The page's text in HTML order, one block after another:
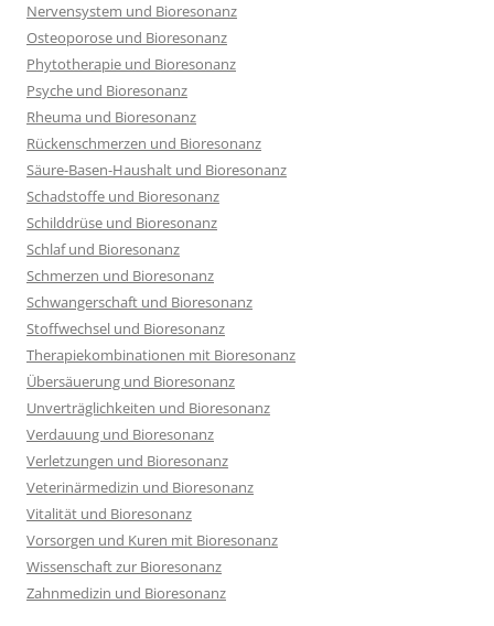
Nervensystem und Bioresonanz
Osteoporose und Bioresonanz
Phytotherapie und Bioresonanz
Psyche und Bioresonanz
Rheuma und Bioresonanz
Rückenschmerzen und Bioresonanz
Säure-Basen-Haushalt und Bioresonanz
Schadstoffe und Bioresonanz
Schilddrüse und Bioresonanz
Schlaf und Bioresonanz
Schmerzen und Bioresonanz
Schwangerschaft und Bioresonanz
Stoffwechsel und Bioresonanz
Therapiekombinationen mit Bioresonanz
Übersäuerung und Bioresonanz
Unverträglichkeiten und Bioresonanz
Verdauung und Bioresonanz
Verletzungen und Bioresonanz
Veterinärmedizin und Bioresonanz
Vitalität und Bioresonanz
Vorsorgen und Kuren mit Bioresonanz
Wissenschaft zur Bioresonanz
Zahnmedizin und Bioresonanz